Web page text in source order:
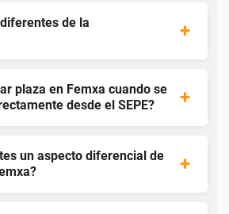
de la
plaza en Femxa cuando se
desde el SEPE?
un aspecto diferencial de